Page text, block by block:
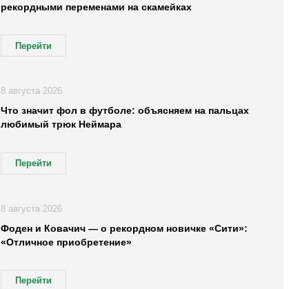
рекордными переменами на скамейках
Перейти
Что значит фол в футболе: объясняем на пальцах
любимый трюк Неймара
Перейти
8 августа 2026
Фоден и Ковачич — о рекордном новичке «Сити»:
«Отличное приобретение»
Перейти
8 августа 2026